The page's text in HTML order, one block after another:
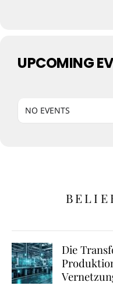
UPCOMING
NO EVENTS
Die